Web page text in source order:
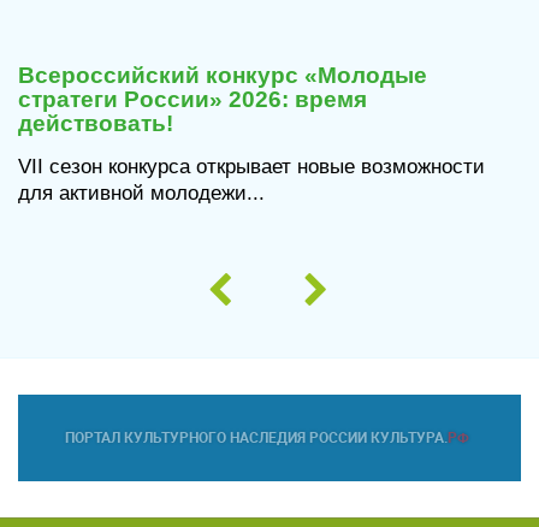
Всероссийский конкурс «Молодые
стратеги России» 2026: время
действовать!
VII сезон конкурса открывает новые возможности
для активной молодежи...